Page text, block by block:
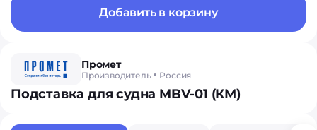
Добавить в корзину
Промет
Производитель Россия
Подставка для судна MBV-01 (КМ)